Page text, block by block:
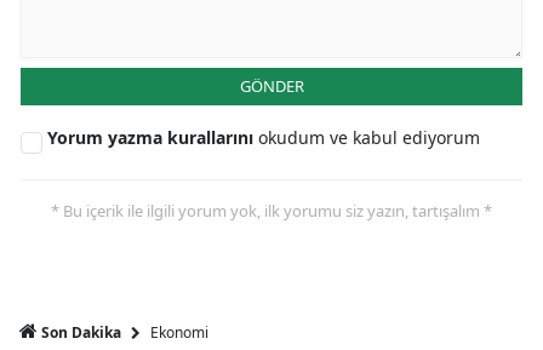
GÖNDER
Yorum yazma kurallarını okudum ve kabul ediyorum
* Bu içerik ile ilgili yorum yok, ilk yorumu siz yazın, tartışalım *
Son Dakika Ekonomi